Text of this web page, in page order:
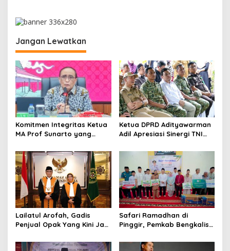
a
s
i
p
o
s
Jangan Lewatkan
Komitmen Integritas Ketua
MA Prof Sunarto yang
dengan Fasilitas Mewah
saat Junker ke daerah
Ketua DPRD Adityawarman
Adil Apresiasi Sinergi TNI
Jembatan Garuda
Lailatul Arofah, Gadis
Penjual Opak Yang Kini Jadi
Safari Ramadhan di
Pinggir, Pemkab Bengkalis
Gubernur Riau